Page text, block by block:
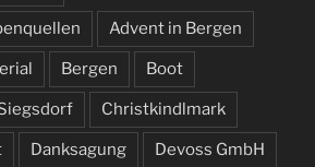
Advent in Bergen
Bergen Boot
Christkindlmark
Danksagung Devoss GmbH